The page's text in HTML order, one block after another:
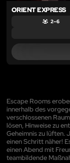
ORIENT EXPRESS
2 – 6
Escape Rooms
innerhalb des
verschlossenen
lösen, Hinweise zu
Geheimnis zu lüften.
einen Schritt näher!
einen Abend mit
teambildende